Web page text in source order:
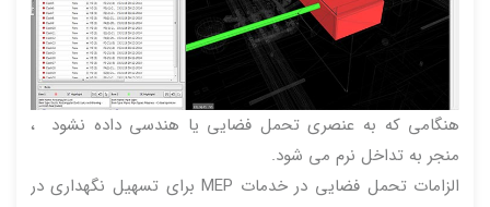
هنگامی که به عنصری تحمل فضایی یا هندسی داده نشود ،
منجر به تداخل نرم می شود.
الزامات تحمل فضایی در خدمات MEP برای تسهیل نگهداری در